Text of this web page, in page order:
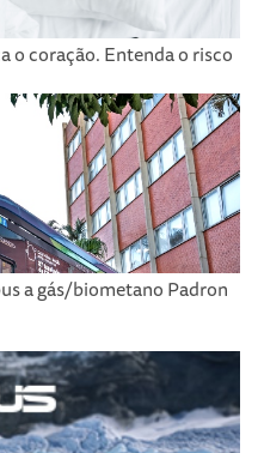
o coração. Entenda o risco
a gás/biometano Padron